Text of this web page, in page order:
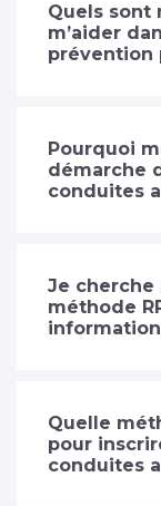
Quels sont
m’aider
prévention
Pourquoi
démarche
conduites
Je cherche
méthode
Quelle
pour
conduites